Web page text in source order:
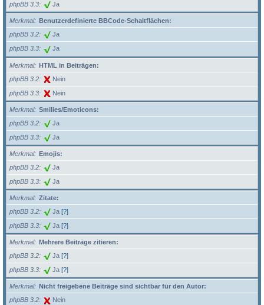
phpBB 3.3 Ja
Merkmal
Benutzerdefinierte BBCode-Schaltflächen:
phpBB 3.2
Ja
phpBB 3.3 Ja
Merkmal
HTML in Beiträgen:
phpBB 3.2
Nein
phpBB 3.3 Nein
Merkmal
Smilies/Emoticons:
phpBB 3.2
Ja
phpBB 3.3 Ja
Merkmal
Emojis:
phpBB 3.2
Ja
phpBB 3.3 Ja
Merkmal
Zitate:
phpBB 3.2
Ja [?]
phpBB 3.3 Ja [?]
Merkmal
Mehrere Beiträge zitieren:
phpBB 3.2
Ja [?]
phpBB 3.3 Ja [?]
Merkmal
Nicht freigebene Beiträge sind sichtbar für den Autor:
phpBB 3.2
Nein